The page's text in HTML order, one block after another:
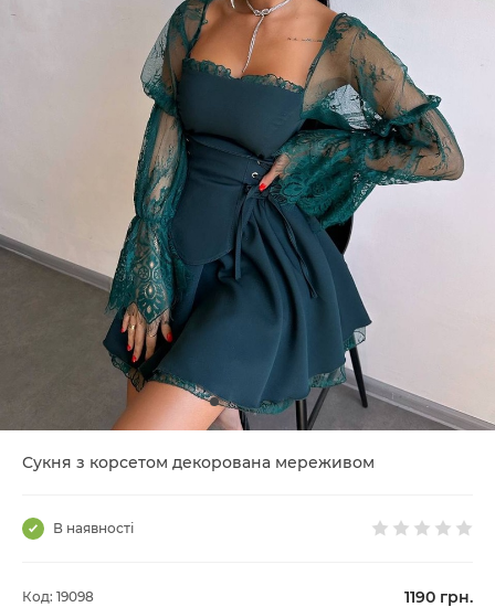
Сукня з корсетом декорована мереживом
В наявності
Код: 19098 1190 грн.